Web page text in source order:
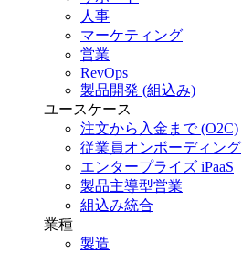
人事
マーケティング
営業
RevOps
製品開発 (組込み)
ユースケース
注文から入金まで (O2C)
従業員オンボーディング
エンタープライズ iPaaS
製品主導型営業
組込み統合
業種
製造